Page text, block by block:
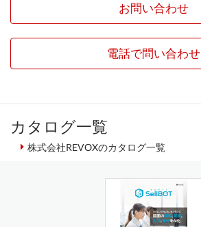
お問い合わせ
電話で問い合わせ
カタログ一覧
株式会社REVOXのカタログ一覧